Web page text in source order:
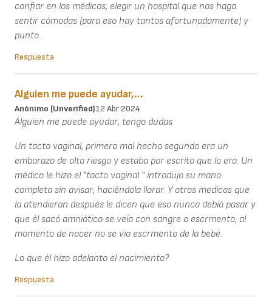
confiar en los médicos, elegir un hospital que nos haga
sentir cómodas (para eso hay tantos afortunadamente) y
punto.
Respuesta
Alguien me puede ayudar,…
Anónimo (unverified)12 Abr 2024
Alguien me puede ayudar, tengo dudas
Un tacto vaginal, primero mal hecho segundo era un
embarazo de alto riesgo y estaba por escrito que lo era. Un
médico le hizo el "tacto vaginal " introdujo su mano
completa sin avisar, haciéndola llorar. Y otros medicos que
la atendieron después le dicen que eso nunca debió pasar y
que él sacó amniótico se veía con sangre o escrmento, al
momento de nacer no se vio escrmento de la bebé.
Lo que él hizo adelanto el nacimiento?
Respuesta